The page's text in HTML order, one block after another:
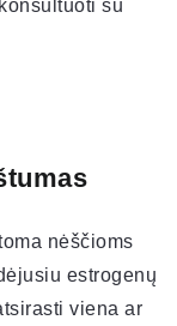
su
nėščioms
estrogenų
viena ar